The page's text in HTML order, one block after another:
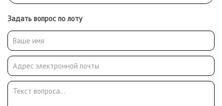
Задать вопрос по лоту